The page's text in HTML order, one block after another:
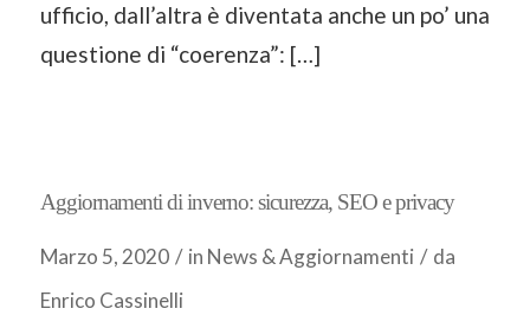
ufficio, dall’altra è diventata anche un po’ una
questione di “coerenza”: […]
Aggiornamenti di inverno: sicurezza, SEO e privacy
Marzo 5, 2020 / in News & Aggiornamenti / da
Enrico Cassinelli